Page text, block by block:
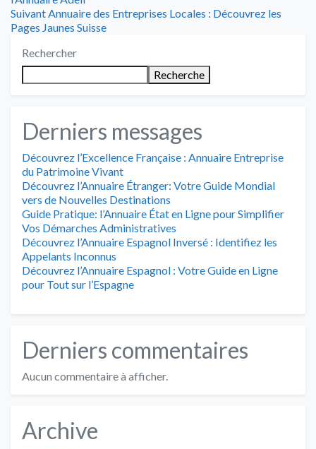
de
l’article
:
Suivant Article
suivant
Annuaire des Entreprises Locales : Découvrez les
Pages Jaunes Suisse
Rechercher
Recherche
Derniers messages
Découvrez l’Excellence Française : Annuaire Entreprise
du Patrimoine Vivant
Découvrez l’Annuaire Étranger: Votre Guide Mondial
vers de Nouvelles Destinations
Guide Pratique: l’Annuaire État en Ligne pour Simplifier
Vos Démarches Administratives
Découvrez l’Annuaire Espagnol Inversé : Identifiez les
Appelants Inconnus
Découvrez l’Annuaire Espagnol : Votre Guide en Ligne
pour Tout sur l’Espagne
Derniers commentaires
Aucun commentaire à afficher.
Archive